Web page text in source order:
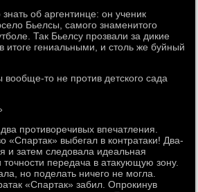
об аргентинце: он ученик
Бьелсы, самого знаменитого
Так Бьелсу прозвали за дикие
итоге гениальными, и столь же буйный
то не против детского сада
противоречивых впечатления.
«Спартак» выбегал в контратаки! Два-
и затем следовала идеальная
передача в атакующую зону.
но поделать ничего не могла.
«Спартак» забил. Опрокинув